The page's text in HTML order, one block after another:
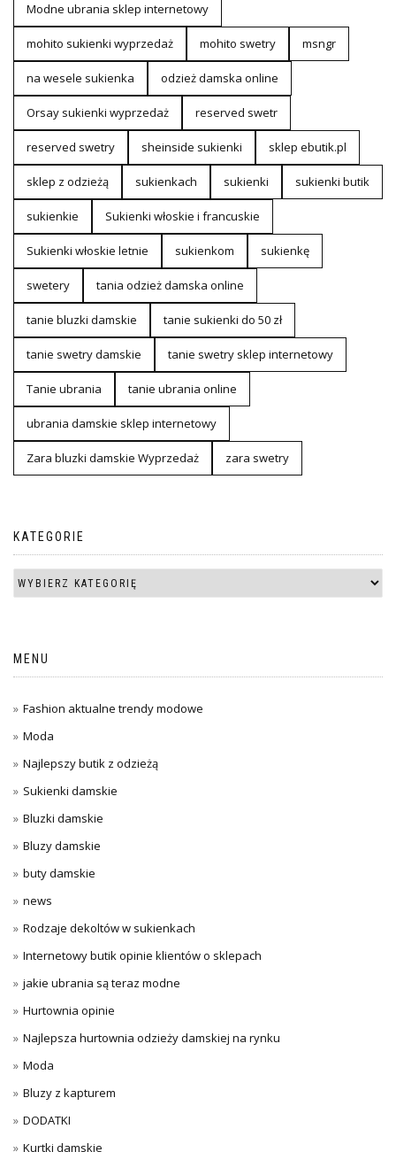
Modne ubrania sklep internetowy
mohito sukienki wyprzedaż mohito swetry msngr
na wesele sukienka odzież damska online
Orsay sukienki wyprzedaż reserved swetr
reserved swetry sheinside sukienki sklep ebutik.pl
sklep z odzieżą sukienkach sukienki sukienki butik
sukienkie Sukienki włoskie i francuskie
Sukienki włoskie letnie sukienkom sukienkę
swetery tania odzież damska online
tanie bluzki damskie tanie sukienki do 50 zł
tanie swetry damskie tanie swetry sklep internetowy
Tanie ubrania tanie ubrania online
ubrania damskie sklep internetowy
Zara bluzki damskie Wyprzedaż zara swetry
KATEGORIE
MENU
Fashion aktualne trendy modowe
Moda
Najlepszy butik z odzieżą
Sukienki damskie
Bluzki damskie
Bluzy damskie
buty damskie
news
Rodzaje dekoltów w sukienkach
Internetowy butik opinie klientów o sklepach
jakie ubrania są teraz modne
Hurtownia opinie
Najlepsza hurtownia odzieży damskiej na rynku
Moda
Bluzy z kapturem
DODATKI
Kurtki damskie